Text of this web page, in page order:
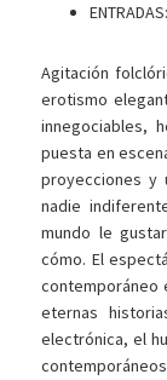
Agitación
erotismo
innegociables,
puesta en
proyecciones y
nadie
mundo le
cómo. El
contemporáneo
eternas
electrónica, el